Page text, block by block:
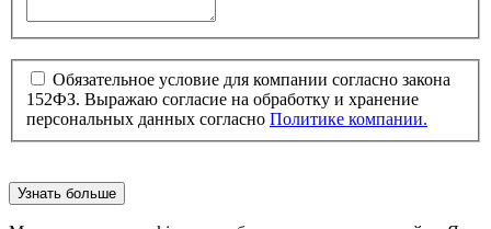
Обязательное условие для компании согласно закона
152ФЗ. Выражаю согласие на обработку и хранение
персональных данных согласно Политике компании.
Узнать больше